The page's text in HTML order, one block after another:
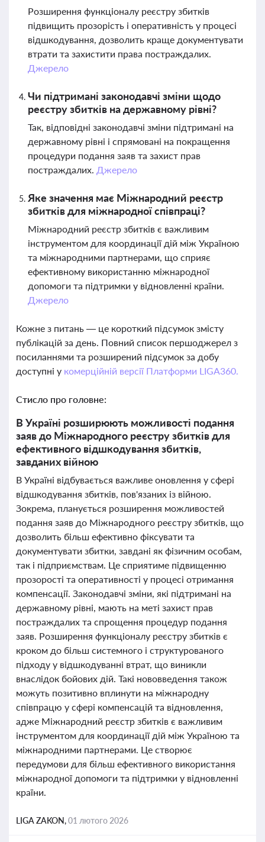
Розширення функціоналу реєстру збитків
підвищить прозорість і оперативність у процесі
відшкодування, дозволить краще документувати
втрати та захистити права постраждалих.
Джерело
Чи підтримані законодавчі зміни щодо
реєстру збитків на державному рівні?
Так, відповідні законодавчі зміни підтримані на
державному рівні і спрямовані на покращення
процедури подання заяв та захист прав
постраждалих. Джерело
Яке значення має Міжнародний реєстр
збитків для міжнародної співпраці?
Міжнародний реєстр збитків є важливим
інструментом для координації дій між Україною
та міжнародними партнерами, що сприяє
ефективному використанню міжнародної
допомоги та підтримки у відновленні країни.
Джерело
Кожне з питань — це короткий підсумок змісту
публікацій за день. Повний список першоджерел з
посиланнями та розширений підсумок за добу
доступні у комерційній версії Платформи LIGA360.
Стисло про головне:
В Україні розширюють можливості подання
заяв до Міжнародного реєстру збитків для
ефективного відшкодування збитків,
завданих війною
В Україні відбувається важливе оновлення у сфері
відшкодування збитків, пов'язаних із війною.
Зокрема, планується розширення можливостей
подання заяв до Міжнародного реєстру збитків, що
дозволить більш ефективно фіксувати та
документувати збитки, завдані як фізичним особам,
так і підприємствам. Це сприятиме підвищенню
прозорості та оперативності у процесі отримання
компенсації. Законодавчі зміни, які підтримані на
державному рівні, мають на меті захист прав
постраждалих та спрощення процедур подання
заяв. Розширення функціоналу реєстру збитків є
кроком до більш системного і структурованого
підходу у відшкодуванні втрат, що виникли
внаслідок бойових дій. Такі нововведення також
можуть позитивно вплинути на міжнародну
співпрацю у сфері компенсацій та відновлення,
адже Міжнародний реєстр збитків є важливим
інструментом для координації дій між Україною та
міжнародними партнерами. Це створює
передумови для більш ефективного використання
міжнародної допомоги та підтримки у відновленні
країни.
LIGA ZAKON,01 лютого 2026